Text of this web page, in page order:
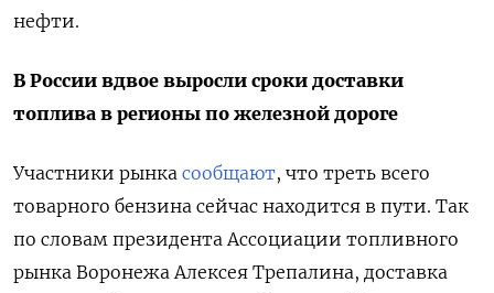
нефти.
В России вдвое выросли сроки доставки
топлива в регионы по железной дороге
Участники рынка сообщают, что треть всего
товарного бензина сейчас находится в пути. Так
по словам президента Ассоциации топливного
рынка Воронежа Алексея Трепалина, доставка